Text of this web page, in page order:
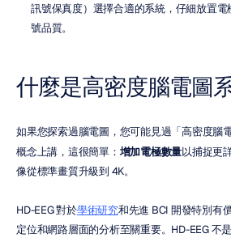
訊號保真度）選擇合適的系統，仔細放置電
號品質。
什麼是高密度腦電圖
如果您探索過腦電圖，您可能見過「高密度腦
概念上講，這很簡單： 增加電極數量以捕捉更
像從標準畫質升級到 4K。
HD-EEG 對於學術研究和先進 BCI 開發特別有
定位和網路層面的分析至關重要。HD-EEG 不